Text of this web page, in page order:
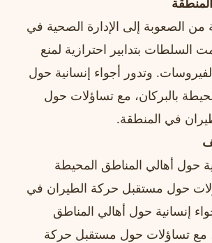
من الصعوبة إلى الإدارة الصحية في
السلطات بتدابير احترازية لمنع
وتدور أجواء إنسانية حول
بالبركان، مع تساؤلات حول
في المنطقة.
حول أهالي المناطق المحيطة
حول مستقبل حركة الطيران في
إنسانية حول أهالي المناطق
مع تساؤلات حول مستقبل حركة